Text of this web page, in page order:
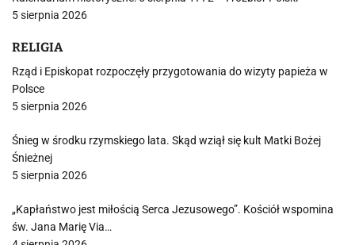
5 sierpnia 2026
RELIGIA
Rząd i Episkopat rozpoczęły przygotowania do wizyty papieża w
Polsce
5 sierpnia 2026
Śnieg w środku rzymskiego lata. Skąd wziął się kult Matki Bożej
Śnieżnej
5 sierpnia 2026
„Kapłaństwo jest miłością Serca Jezusowego”. Kościół wspomina
św. Jana Marię Via…